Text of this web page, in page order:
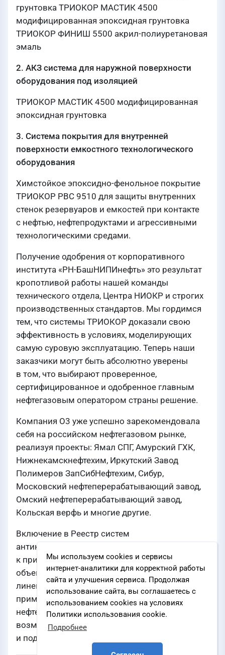
Мы используем cookies и сервисы
интернет-аналитики для корректной работы
сайта и улучшения сервиса. Продолжая
использование сайта, вы соглашаетесь с
использованием cookies на условиях
Политики использования cookie.
Подробнее
грунтовка ТРИОКОР МАСТИК 4500
модифицированная эпоксидная грунтовка
ТРИОКОР ФИНИШ 5500 акрил-полиуретановая
эмаль
2. АКЗ система для наружной поверхности
оборудования под изоляцией
ТРИОКОР МАСТИК 4500 модифицированная
эпоксидная грунтовка
3. Система покрытия для внутренней
поверхности емкостного технологического
оборудования
Химстойкое эпоксидно-фенольное покрытие
ТРИОКОР РВС 9510 для защиты внутренних
стенок резервуаров и емкостей при контакте
с нефтью, нефтепродуктами и агрессивными
технологическими средами.
Получение одобрения от корпоративного
института «РН-БашНИПИнефть» это результат
кропотливой работы нашей команды
технического отдела, Центра НИОКР и строгих
производственных стандартов. Мы гордимся
тем, что системы ТРИОКОР доказали свою
эффективность в условиях, моделирующих
самую суровую эксплуатацию. Теперь наши
заказчики могут быть абсолютно уверены
в том, что выбирают проверенное,
сертифицированное и одобренное главным
нефтегазовым оператором страны решение.
Компания О3 уже успешно зарекомендовала
себя на российском нефтегазовом рынке,
реализуя проекты: Ямал СПГ, Амурский ГХК,
Нижнекамскнефтехим, Иркутский Завод
Полимеров ЗапСибНефтехим, Сибур,
Московский нефтеперерабатывающий завод,
Омский нефтеперерабатывающий завод,
Кольская верфь и многие другие.
Включение в Реестр систем
антикоррозионных покрытий, рекомендуемых
к применению при строительстве и ремонте
объектов ПАО «НК «Роснефть» означает, что
линейка материалов ТРИОКОР доступна для
применения на самых ответственных объектах
нефтегазового сектора, что открывает новые
возможности для наших партнеров
и подрядчиков.